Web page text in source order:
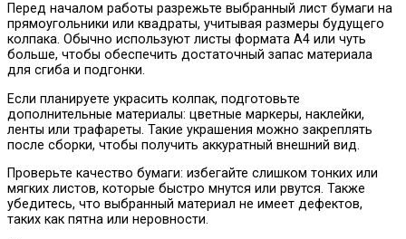
Перед началом работы разрежьте выбранный лист бумаги на
прямоугольники или квадраты, учитывая размеры будущего
колпака. Обычно используют листы формата А4 или чуть
больше, чтобы обеспечить достаточный запас материала
для сгиба и подгонки.
Если планируете украсить колпак, подготовьте
дополнительные материалы: цветные маркеры, наклейки,
ленты или трафареты. Такие украшения можно закреплять
после сборки, чтобы получить аккуратный внешний вид.
Проверьте качество бумаги: избегайте слишком тонких или
мягких листов, которые быстро мнутся или рвутся. Также
убедитесь, что выбранный материал не имеет дефектов,
таких как пятна или неровности.